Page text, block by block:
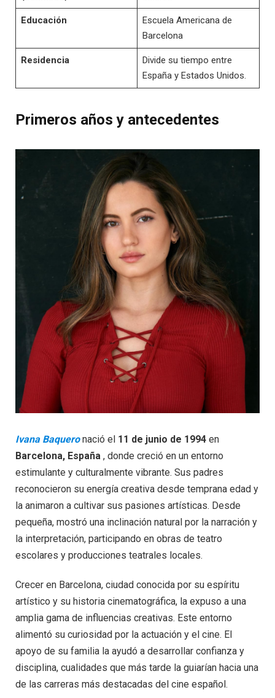
Educación
Escuela Americana de
Barcelona
Residencia
Divide su tiempo entre
España y Estados Unidos.
Primeros años y antecedentes
Ivana Baqueronació el 11 de junio de 1994 en
Barcelona, ​​España , donde creció en un entorno
estimulante y culturalmente vibrante. Sus padres
reconocieron su energía creativa desde temprana edad y
la animaron a cultivar sus pasiones artísticas. Desde
pequeña, mostró una inclinación natural por la narración y
la interpretación, participando en obras de teatro
escolares y producciones teatrales locales.
Crecer en Barcelona, ​​ciudad conocida por su espíritu
artístico y su historia cinematográfica, la expuso a una
amplia gama de influencias creativas. Este entorno
alimentó su curiosidad por la actuación y el cine. El
apoyo de su familia la ayudó a desarrollar confianza y
disciplina, cualidades que más tarde la guiarían hacia una
de las carreras más destacadas del cine español.